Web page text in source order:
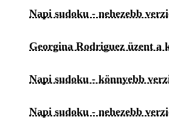
Napi sudoku - nehezebb
Georgina Rodriguez üzent a
Napi sudoku - könnyebb
Napi sudoku - nehezebb